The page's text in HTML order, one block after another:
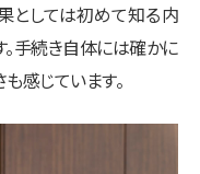
としては初めて知る内
。手続き自体には確かに
感じています。